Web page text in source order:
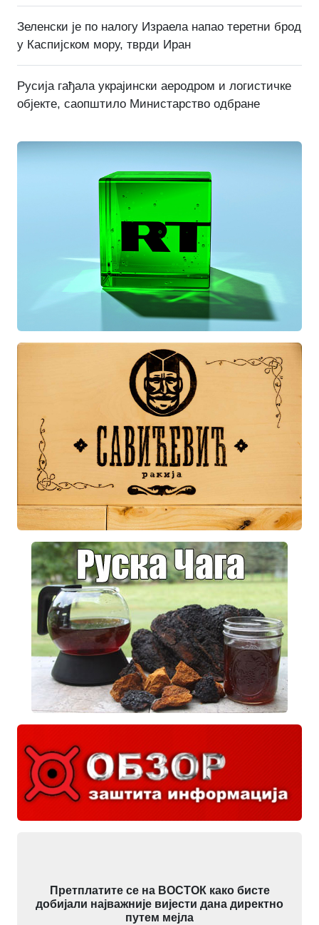
Зеленски је по налогу Израела напао теретни брод
у Каспијском мору, тврди Иран
Русија гађала украјински аеродром и логистичке
објекте, саопштило Министарство одбране
Претплатите се на ВОСТОК како бисте
добијали најважније вијести дана директно
путем мејла